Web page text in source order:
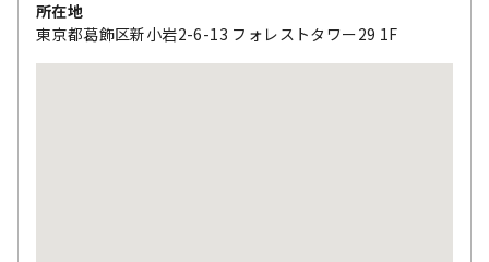
所在地
東京都葛飾区新小岩2-6-13 フォレストタワー29 1F